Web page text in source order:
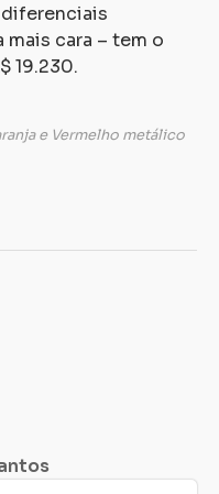
mais cara – tem o
19.230.
e Vermelho metálico